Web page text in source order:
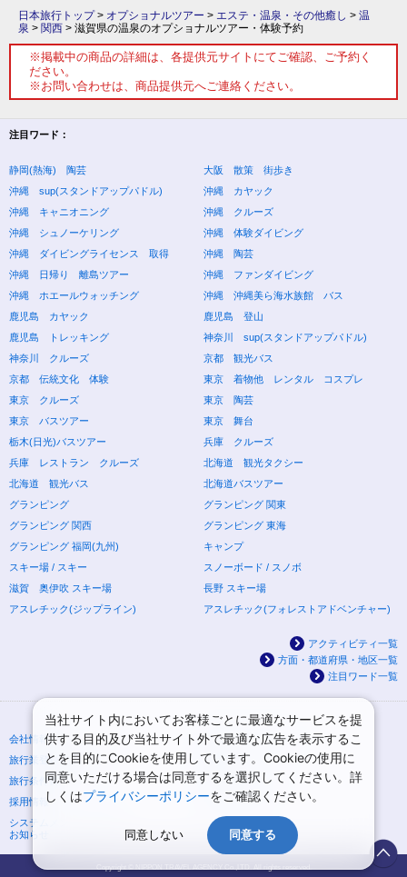
日本旅行トップ> オプショナルツアー > エステ・温泉・その他癒し > 温
泉 > 関西 > 滋賀県の温泉のオプショナルツアー・体験予約
※掲載中の商品の詳細は、各提供元サイトにてご確認、ご予約く
ださい。
※お問い合わせは、商品提供元へご連絡ください。
注目ワード：
静岡(熱海) 陶芸
大阪 散策 街歩き
沖縄 sup(スタンドアップパドル)
沖縄 カヤック
沖縄 キャニオニング
沖縄 クルーズ
沖縄 シュノーケリング
沖縄 体験ダイビング
沖縄 ダイビングライセンス 取得
沖縄 陶芸
沖縄 日帰り 離島ツアー
沖縄 ファンダイビング
沖縄 ホエールウォッチング
沖縄 沖縄美ら海水族館 バス
鹿児島 カヤック
鹿児島 登山
鹿児島 トレッキング
神奈川 sup(スタンドアップパドル)
神奈川 クルーズ
京都 観光バス
京都 伝統文化 体験
東京 着物他 レンタル コスプレ
東京 クルーズ
東京 陶芸
東京 バスツアー
東京 舞台
栃木(日光)バスツアー
兵庫 クルーズ
兵庫 レストラン クルーズ
北海道 観光タクシー
北海道 観光バス
北海道バスツアー
グランピング
グランピング 関東
グランピング 関西
グランピング 東海
グランピング 福岡(九州)
キャンプ
スキー場 / スキー
スノーボード / スノボ
滋賀 奥伊吹 スキー場
長野 スキー場
アスレチック(ジップライン)
アスレチック(フォレストアドベンチャー)
アクティビティ一覧
方面・都道府県・地区一覧
注目ワード一覧
会社情報
プライバシーポリシー
旅行業登録票・約款
規約集
旅行条件書
ニュースリリース
採用情報
サイトマップ
システムメンテナンスの
お知らせ
当社サイト内においてお客様ごとに最適なサービスを提
供する目的及び当社サイト外で最適な広告を表示するこ
とを目的にCookieを使用しています。Cookieの使用に
同意いただける場合は同意するを選択してください。詳
しくはプライバシーポリシーをご確認ください。
同意しない 同意する